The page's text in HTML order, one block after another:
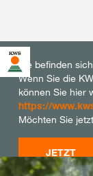
Sie befinden
Wenn Sie die
können Sie hier
https://
Möchten Sie
JETZT
WECHSELN